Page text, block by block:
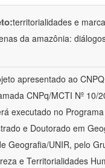
territorialidades e
da amazônia:
apresentado ao
CNPq/MCTI Nº 10/
executado no
e Doutorado em
Geografia/UNIR, pelo
e Territorialidades